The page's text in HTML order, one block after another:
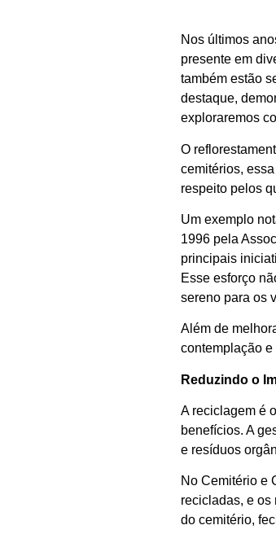
Nos últimos
presente em
também estão
destaque,
exploraremos
O
cemitérios,
respeito pelos
Um exemplo
1996 pela
principais
Esse esforço
sereno para os
Além de
contemplação
Reduzindo o
A reciclagem é
benefícios. A
e resíduos
No Cemitério e
recicladas, e os
do cemitério,